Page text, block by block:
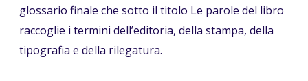
glossario finale che sotto il titolo Le parole del libro
raccoglie i termini dell’editoria, della stampa, della
tipografia e della rilegatura.